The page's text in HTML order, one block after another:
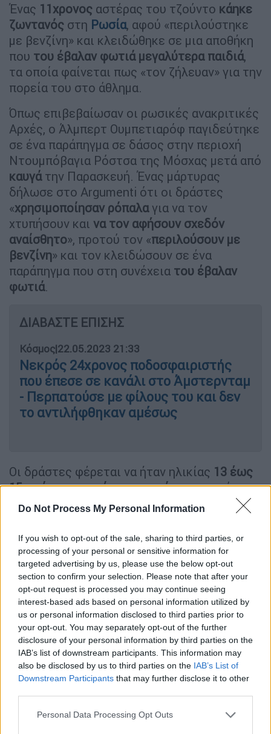
Do Not Process My Personal Information
If you wish to opt-out of the sale, sharing to third parties, or
processing of your personal or sensitive information for
targeted advertising by us, please use the below opt-out
section to confirm your selection. Please note that after your
opt-out request is processed you may continue seeing
interest-based ads based on personal information utilized by
us or personal information disclosed to third parties prior to
your opt-out. You may separately opt-out of the further
disclosure of your personal information by third parties on the
IAB’s list of downstream participants. This information may
also be disclosed by us to third parties on the IAB’s List of
Downstream Participants that may further disclose it to other
Please note that this website/app uses one or more Google
Personal Data Processing Opt Outs
Ένας 11χρονος αστέρας του τζούντο κάηκε
ζωντανός στη Ρωσία, αφού «περιλούστηκε
με βενζίνη» και κλειδώθηκε σε μια αποθήκη
που του έβαλαν φωτιά μεγαλύτερα παιδιά,
τα οποία φαίνεται πως «τον ζήλευαν» για την
πορεία του στο άθλημα.
Όπως επιβεβαίωσαν οι ρωσικές ανακριτικές
Αρχές, ο Άλμπερτ Ουμπετιαρόφ παγιδεύτηκε
σε ένα παράπηγμα σε δάσος στην περιοχή
Ντουμπόβαγια Ρόστσα της Μόσχας μετά από
καυγάτην Παρασκευή. Ένας μάρτυρας
δήλωσε στο Argumenti ότι οι δράστες
«χρησιμοποίησαν ρόπαλαγια να τον
χτυπήσουν και να τον αφήσουν σχεδόν
αναίσθητο», προτού τον «περιλούσουν με
βενζίνη» και τον κλειδώσουν σε ένα
παράπηγμα που στη συνέχεια του έβαλαν
φωτιά.
ΔΙΑΒΑΣΤΕ ΕΠΙΣΗΣ
Κόσμος|22.05.2023 21:33
Νεκρός 24χρονος ποδοσφαιριστής
που έπεσε σε κανάλι στο Άμστερνταμ
- Περπατούσε με φίλους του και δεν
το αντιλήφθηκαν αμέσως
Οι δράστες φέρεται να ήταν ηλικίας 13 έως
15 ετώνκαιη φρίκη καταγράφηκεσε κάμερα
από μια ομάδα κοριτσιών που λέγεται ότι
ανέβασαν το υλικό και το μετέδωσαν στο
διαδίκτυο, όπως μεταδίδει η Daily Mail.
Ένας άλλος μάρτυρας δήλωσε ότι ο Άλμπερτ
δέχτηκεεπίθεση«από φθόνο » ως
επιτυχημένος αθλητής του τζούντο που «τα
πήγαινε καλύτερα από αυτούς». Ένας
ντόπιος δήλωσε στα μέσα ενημέρωσης μετά
την επίθεση ότι «υπήρξε καυγάς... ένα από
τα μικρότερα παιδιά που ήταν μάρτυρας είπε
ότιτο θύμα χτυπήθηκε στα γόνατά του, ώστε
να μην μπορεί να τρέξει, ούτε καν να